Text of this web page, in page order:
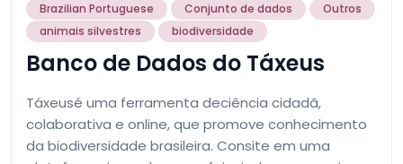
Brazilian Portuguese Conjunto de dados
Outros
animais silvestres
biodiversidade
Banco de Dados do Táxeus
Táxeusé uma ferramenta deciência cidadã,
colaborativa e online, que promove conhecimento
da biodiversidade brasileira. Consite em uma